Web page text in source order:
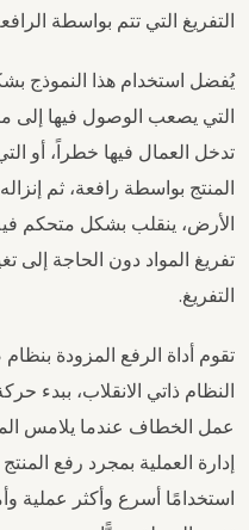
التفريغ التي تتم بواسطة
يُفضل استخدام هذا النموذج
التي يصعب الوصول فيها إلى
تدخل العمال فيها خطراً، أو
المنتج بواسطة رافعة، ثم
الأرض، ينقلب بشكل متحكم
تفريغ المواد دون الحاجة إلى
التفريغ.
تقوم أداة الرفع المزودة
النظام ذاتي الانقلاب، ببدء
عمل الخطاف عندما يلامس
إدارة العملية بمجرد رفع
استخدامًا أسرع وأكثر عملية